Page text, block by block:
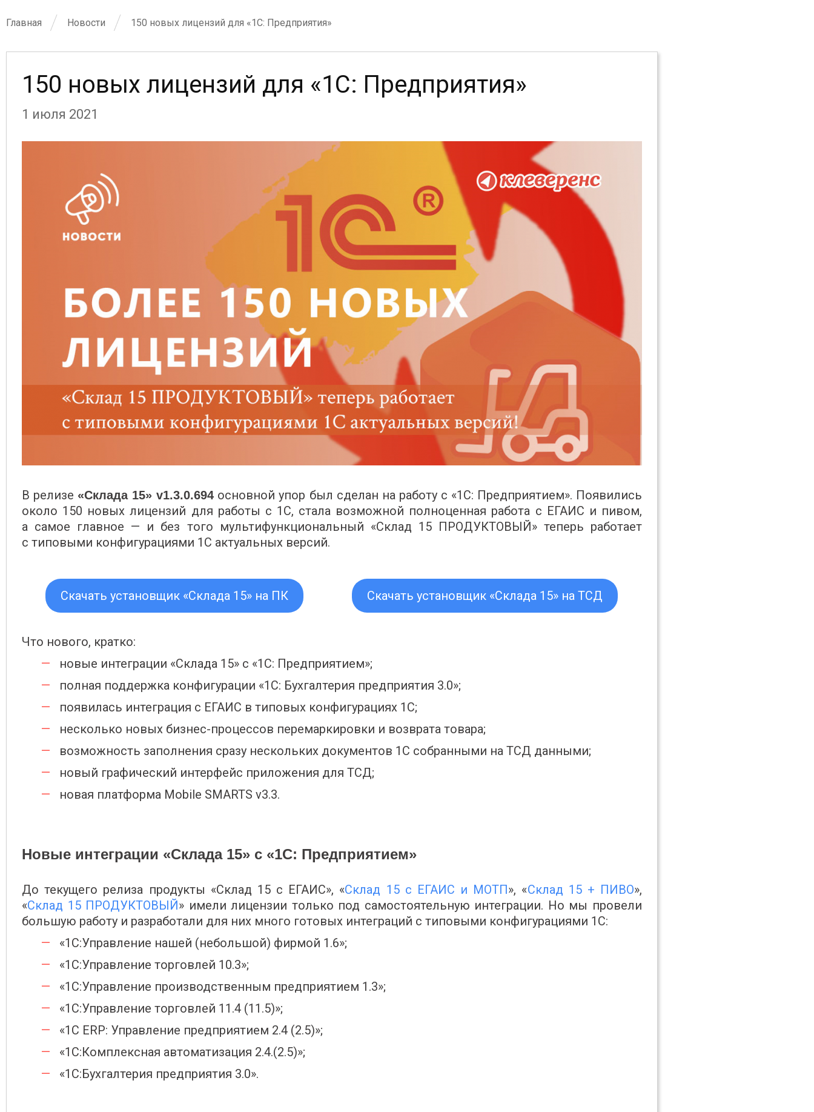
Главная Новости 150 новых лицензий для «1С: Предприятия»
150 новых лицензий для «1С: Предприятия»
1 июля 2021
В релизе «Склада 15» v1.3.0.694 основной упор был сделан на работу с «1С: Предприятием». Появились
около 150 новых лицензий для работы с 1С, стала возможной полноценная работа с ЕГАИС и пивом,
а самое главное — и без того мультифункциональный «Склад 15 ПРОДУКТОВЫЙ» теперь работает
с типовыми конфигурациями 1С актуальных версий.
Скачать установщик «Склада 15» на ПК Скачать установщик «Склада 15» на ТСД
Что нового, кратко:
новые интеграции «Склада 15» с «1С: Предприятием»;
полная поддержка конфигурации «1С: Бухгалтерия предприятия 3.0»;
появилась интеграция с ЕГАИС в типовых конфигурациях 1С;
несколько новых бизнес-процессов перемаркировки и возврата товара;
возможность заполнения сразу нескольких документов 1С собранными на ТСД данными;
новый графический интерфейс приложения для ТСД;
новая платформа Mobile SMARTS v3.3.
Новые интеграции «Склада 15» с «1С: Предприятием»
До текущего релиза продукты «Склад 15 с ЕГАИС», «Склад 15 с ЕГАИС и МОТП», «Склад 15 + ПИВО»,
«Склад 15 ПРОДУКТОВЫЙ» имели лицензии только под самостоятельную интеграции. Но мы провели
большую работу и разработали для них много готовых интеграций с типовыми конфигурациями 1С:
«1С:Управление нашей (небольшой) фирмой 1.6»;
«1С:Управление торговлей 10.3»;
«1С:Управление производственным предприятием 1.3»;
«1С:Управление торговлей 11.4 (11.5)»;
«1С ERP: Управление предприятием 2.4 (2.5)»;
«1С:Комплексная автоматизация 2.4.(2.5)»;
«1С:Бухгалтерия предприятия 3.0».